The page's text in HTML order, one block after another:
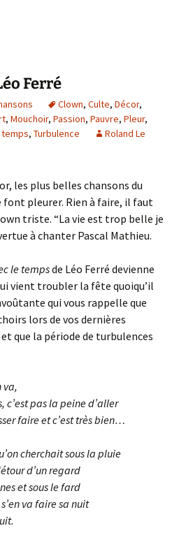
Ferré
Clown, Culte, Décor,
, Mouchoir, Passion, Pauvre, Pleur,
temps, Turbulence
Roland Le
les plus belles chansons du
font pleurer. Rien à faire, il faut
triste. “La vie est trop belle je
à chanter Pascal Mathieu.
le tempsde Léo Ferré devienne
vient troubler la fête quoiqu’il
qui vous rappelle que
lors de vos dernières
que la période de turbulences
va,
pas la peine d’aller
faire et c’est très bien…
cherchait sous la pluie
d’un regard
et sous le fard
va faire sa nuit